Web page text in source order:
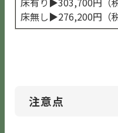
床無し▶︎276,200円（
注意点